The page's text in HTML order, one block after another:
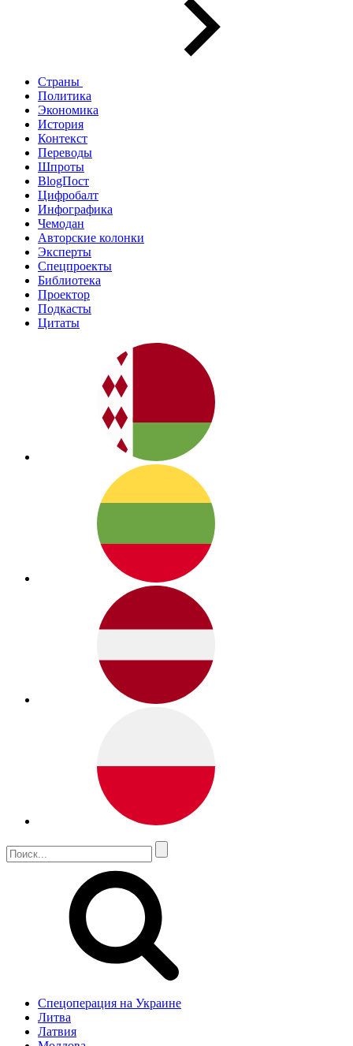
Страны
Политика
Экономика
История
Контекст
Переводы
Шпроты
BlogПост
Цифробалт
Инфографика
Чемодан
Авторские колонки
Эксперты
Спецпроекты
Библиотека
Проектор
Подкасты
Цитаты
Спецоперация на Украине
Литва
Латвия